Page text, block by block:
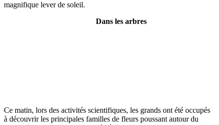
Dans les arbres
magnifique lever de soleil.
Ce matin, lors des activités scientifiques, les grands ont été occupés
à découvrir les principales familles de fleurs poussant autour du